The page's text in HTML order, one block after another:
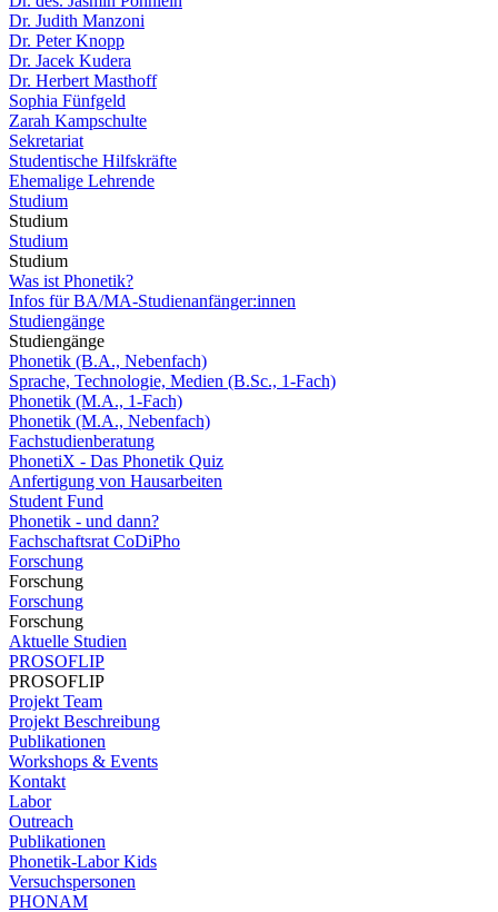
Dr. Judith Manzoni
Dr. Peter Knopp
Dr. Jacek Kudera
Dr. Herbert Masthoff
Sophia Fünfgeld
Zarah Kampschulte
Sekretariat
Studentische Hilfskräfte
Ehemalige Lehrende
Studium
Studium
Studium
Studium
Was ist Phonetik?
Infos für BA/MA-Studienanfänger:innen
Studiengänge
Studiengänge
Phonetik (B.A., Nebenfach)
Sprache, Technologie, Medien (B.Sc., 1-Fach)
Phonetik (M.A., 1-Fach)
Phonetik (M.A., Nebenfach)
Fachstudienberatung
PhonetiX - Das Phonetik Quiz
Anfertigung von Hausarbeiten
Student Fund
Phonetik - und dann?
Fachschaftsrat CoDiPho
Forschung
Forschung
Forschung
Forschung
Aktuelle Studien
PROSOFLIP
PROSOFLIP
Projekt Team
Projekt Beschreibung
Publikationen
Workshops & Events
Kontakt
Labor
Outreach
Publikationen
Phonetik-Labor Kids
Versuchspersonen
PHONAM